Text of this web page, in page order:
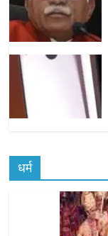
धर्म